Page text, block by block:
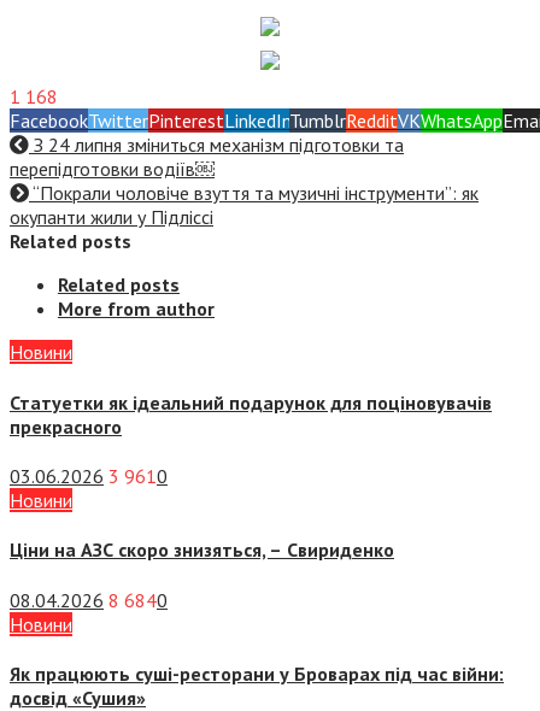
1 168
FacebookTwitterPinterestLinkedInTumblrRedditVKWhatsApp
З 24 липня зміниться механізм підготовки та
перепідготовки водіїв￼
“Покрали чоловіче взуття та музичні інструменти”: як
окупанти жили у Підліссі
Related posts
Related posts
More from author
Новини
Статуетки як ідеальний подарунок для поціновувачів
прекрасного
03.06.2026 3 9610
Новини
Ціни на АЗС скоро знизяться, – Свириденко
08.04.2026 8 6840
Новини
Як працюють суші-ресторани у Броварах під час війни:
досвід «Сушия»